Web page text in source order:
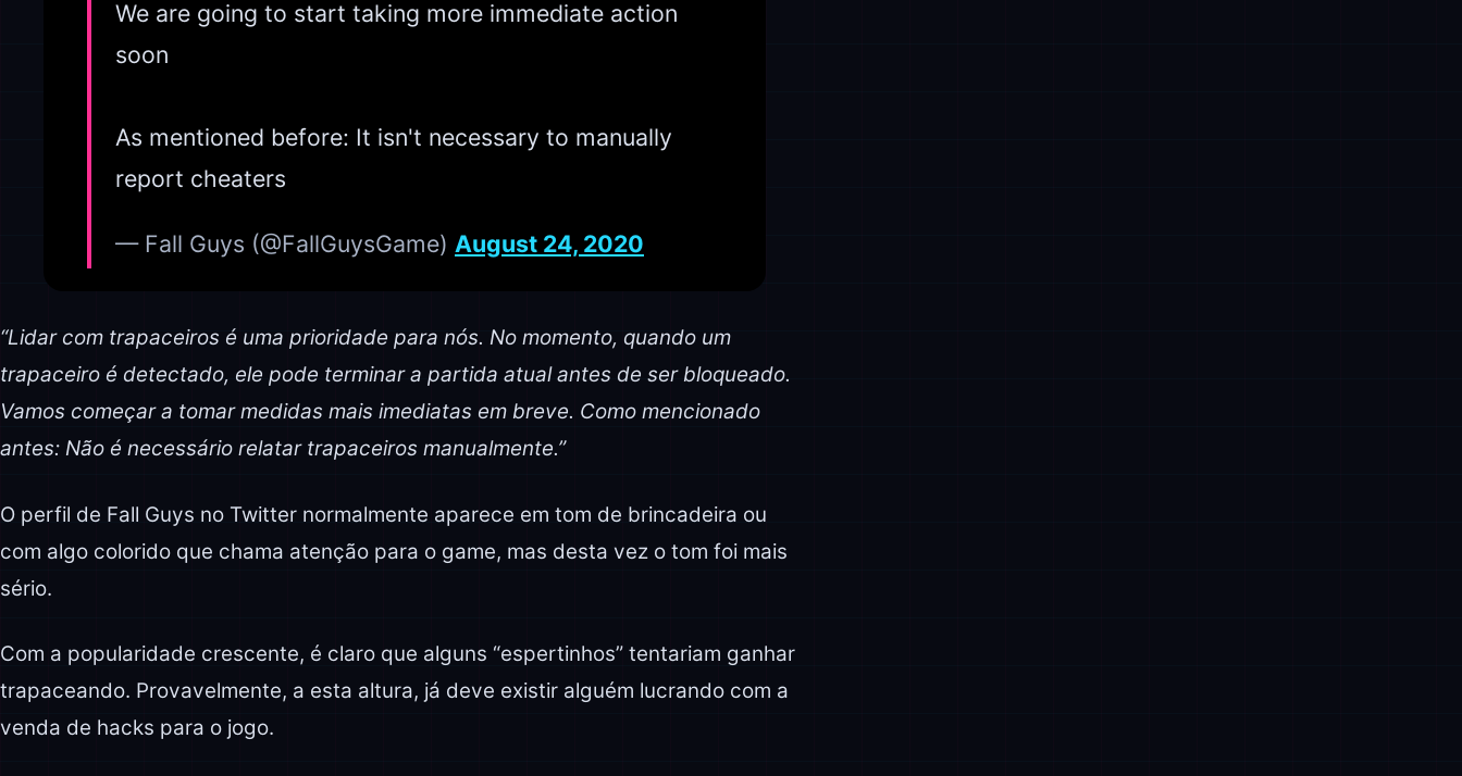
We are going to start taking more immediate action
soon
As mentioned before: It isn't necessary to manually
report cheaters
— Fall Guys (@FallGuysGame) August 24, 2020
“Lidar com trapaceiros é uma prioridade para nós. No momento, quando um
trapaceiro é detectado, ele pode terminar a partida atual antes de ser bloqueado.
Vamos começar a tomar medidas mais imediatas em breve. Como mencionado
antes: Não é necessário relatar trapaceiros manualmente.”
O perfil de Fall Guys no Twitter normalmente aparece em tom de brincadeira ou
com algo colorido que chama atenção para o game, mas desta vez o tom foi mais
sério.
Com a popularidade crescente, é claro que alguns “espertinhos” tentariam ganhar
trapaceando. Provavelmente, a esta altura, já deve existir alguém lucrando com a
venda de hacks para o jogo.